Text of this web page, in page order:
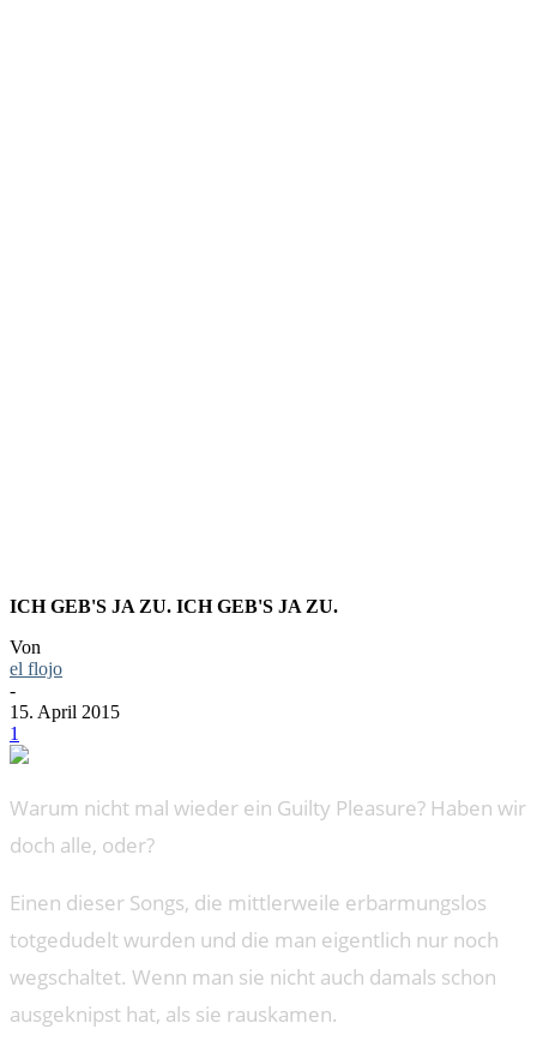
ICH GEB'S JA ZU. ICH GEB'S JA ZU.
Von
el flojo
-
15. April 2015
1
Warum nicht mal wieder ein Guilty Pleasure? Haben wir
doch alle, oder?
Einen dieser Songs, die mittlerweile erbarmungslos
totgedudelt wurden und die man eigentlich nur noch
wegschaltet. Wenn man sie nicht auch damals schon
ausgeknipst hat, als sie rauskamen.